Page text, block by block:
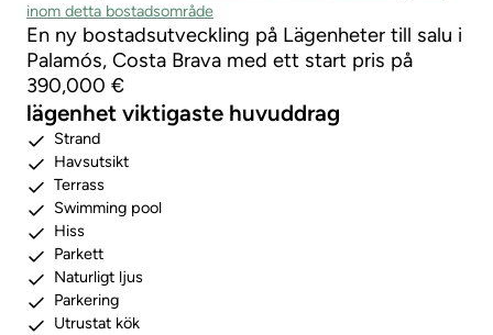
inom detta bostadsområde
En ny bostadsutveckling på Lägenheter till salu i
Palamós, Costa Brava med ett start pris på
390,000 €
lägenhet viktigaste huvuddrag
Strand
Havsutsikt
Terrass
Swimming pool
Hiss
Parkett
Naturligt ljus
Parkering
Utrustat kök